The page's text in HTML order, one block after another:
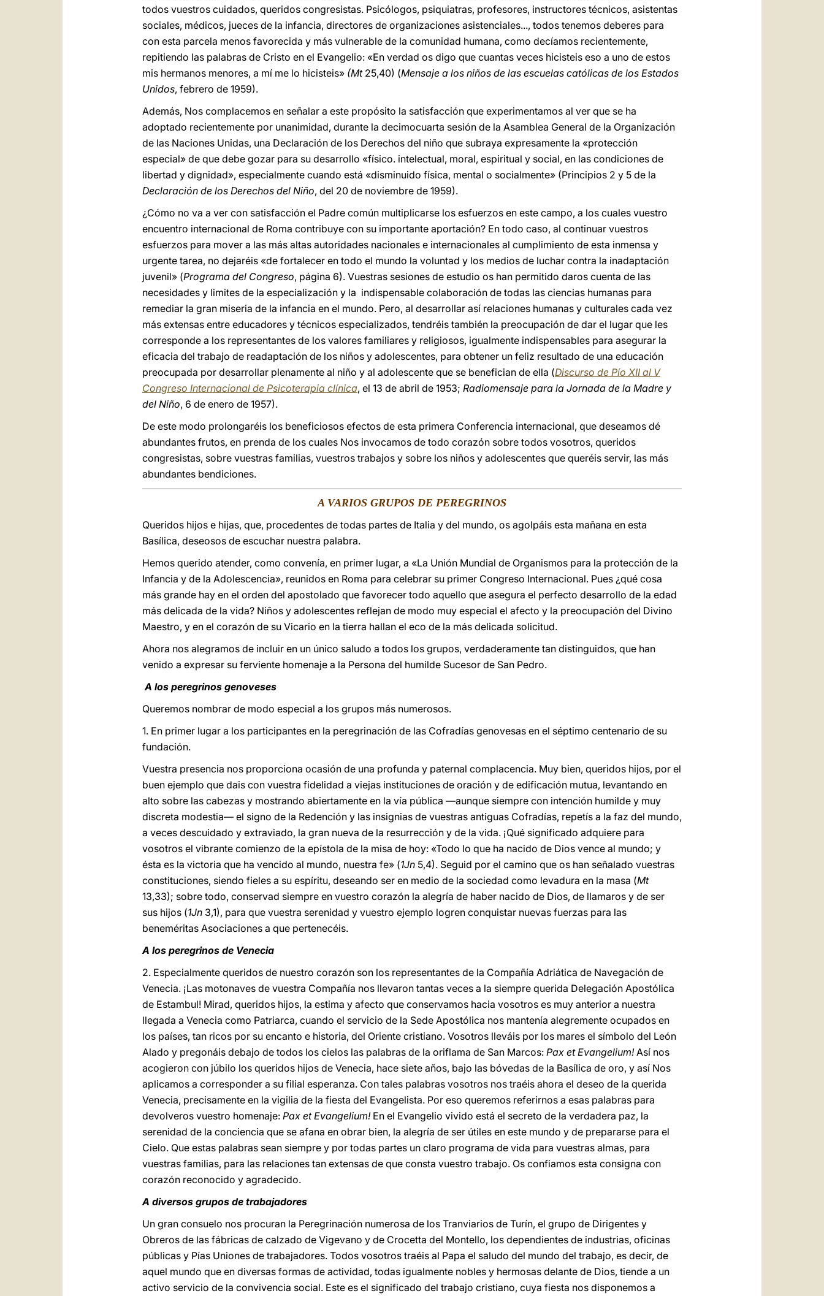
todos vuestros cuidados, queridos congresistas. Psicólogos, psiquiatras, profesores, instructores técnicos, asistentas
sociales, médicos, jueces de la infancia, directores de organizaciones asistenciales..., todos tenemos deberes para
con esta parcela menos favorecida y más vulnerable de la comunidad humana, como decíamos recientemente,
repitiendo las palabras de Cristo en el Evangelio: «En verdad os digo que cuantas veces hicisteis eso a uno de estos
mis hermanos menores, a mí me lo hicisteis» (Mt25,40) (Mensaje a los niños de las escuelas católicas de los Estados
Unidos, febrero de 1959).
Además, Nos complacemos en señalar a este propósito la satisfacción que experimentamos al ver que se ha
adoptado recientemente por unanimidad, durante la decimocuarta sesión de la Asamblea General de la Organización
de las Naciones Unidas, una Declaración de los Derechos del niño que subraya expresamente la «protección
especial» de que debe gozar para su desarrollo «físico. intelectual, moral, espiritual y social, en las condiciones de
libertad y dignidad», especialmente cuando está «disminuido física, mental o socialmente» (Principios 2 y 5 de la
Declaración de los Derechos del Niño, del 20 de noviembre de 1959).
¿Cómo no va a ver con satisfacción el Padre común multiplicarse los esfuerzos en este campo, a los cuales vuestro
encuentro internacional de Roma contribuye con su importante aportación? En todo caso, al continuar vuestros
esfuerzos para mover a las más altas autoridades nacionales e internacionales al cumplimiento de esta inmensa y
urgente tarea, no dejaréis «de fortalecer en todo el mundo la voluntad y los medios de luchar contra la inadaptación
juvenil» (Programa del Congreso, página 6). Vuestras sesiones de estudio os han permitido daros cuenta de las
necesidades y limites de la especialización y la indispensable colaboración de todas las ciencias humanas para
remediar la gran miseria de la infancia en el mundo. Pero, al desarrollar así relaciones humanas y culturales cada vez
más extensas entre educadores y técnicos especializados, tendréis también la preocupación de dar el lugar que les
corresponde a los representantes de los valores familiares y religiosos, igualmente indispensables para asegurar la
eficacia del trabajo de readaptación de los niños y adolescentes, para obtener un feliz resultado de una educación
preocupada por desarrollar plenamente al niño y al adolescente que se benefician de ella (Discurso de Pío XII al V
Congreso Internacional de Psicoterapia clínica, el 13 de abril de 1953; Radiomensaje para la Jornada de la Madre y
del Niño, 6 de enero de 1957).
De este modo prolongaréis los beneficiosos efectos de esta primera Conferencia internacional, que deseamos dé
abundantes frutos, en prenda de los cuales Nos invocamos de todo corazón sobre todos vosotros, queridos
congresistas, sobre vuestras familias, vuestros trabajos y sobre los niños y adolescentes que queréis servir, las más
abundantes bendiciones.
A VARIOS GRUPOS DE PEREGRINOS
Queridos hijos e hijas, que, procedentes de todas partes de Italia y del mundo, os agolpáis esta mañana en esta
Basílica, deseosos de escuchar nuestra palabra.
Hemos querido atender, como convenía, en primer lugar, a «La Unión Mundial de Organismos para la protección de la
Infancia y de la Adolescencia», reunidos en Roma para celebrar su primer Congreso Internacional. Pues ¿qué cosa
más grande hay en el orden del apostolado que favorecer todo aquello que asegura el perfecto desarrollo de la edad
más delicada de la vida? Niños y adolescentes reflejan de modo muy especial el afecto y la preocupación del Divino
Maestro, y en el corazón de su Vicario en la tierra hallan el eco de la más delicada solicitud.
Ahora nos alegramos de incluir en un único saludo a todos los grupos, verdaderamente tan distinguidos, que han
venido a expresar su ferviente homenaje a la Persona del humilde Sucesor de San Pedro.
A los peregrinos genoveses
Queremos nombrar de modo especial a los grupos más numerosos.
1. En primer lugar a los participantes en la peregrinación de las Cofradías genovesas en el séptimo centenario de su
fundación.
Vuestra presencia nos proporciona ocasión de una profunda y paternal complacencia. Muy bien, queridos hijos, por el
buen ejemplo que dais con vuestra fidelidad a viejas instituciones de oración y de edificación mutua, levantando en
alto sobre las cabezas y mostrando abiertamente en la vía pública —aunque siempre con intención humilde y muy
discreta modestia— el signo de la Redención y las insignias de vuestras antiguas Cofradías, repetís a la faz del mundo,
a veces descuidado y extraviado, la gran nueva de la resurrección y de la vida. ¡Qué significado adquiere para
vosotros el vibrante comienzo de la epístola de la misa de hoy: «Todo lo que ha nacido de Dios vence al mundo; y
ésta es la victoria que ha vencido al mundo, nuestra fe» (1Jn 5,4). Seguid por el camino que os han señalado vuestras
constituciones, siendo fieles a su espíritu, deseando ser en medio de la sociedad como levadura en la masa (Mt
13,33); sobre todo, conservad siempre en vuestro corazón la alegría de haber nacido de Dios, de llamaros y de ser
sus hijos (1Jn 3,1), para que vuestra serenidad y vuestro ejemplo logren conquistar nuevas fuerzas para las
beneméritas Asociaciones a que pertenecéis.
A los peregrinos de Venecia
2. Especialmente queridos de nuestro corazón son los representantes de la Compañía Adriática de Navegación de
Venecia. ¡Las motonaves de vuestra Compañía nos llevaron tantas veces a la siempre querida Delegación Apostólica
de Estambul! Mirad, queridos hijos, la estima y afecto que conservamos hacia vosotros es muy anterior a nuestra
llegada a Venecia como Patriarca, cuando el servicio de la Sede Apostólica nos mantenía alegremente ocupados en
los países, tan ricos por su encanto e historia, del Oriente cristiano. Vosotros lleváis por los mares el símbolo del León
Alado y pregonáis debajo de todos los cielos las palabras de la oriflama de San Marcos: Pax et Evangelium!Así nos
acogieron con júbilo los queridos hijos de Venecia, hace siete años, bajo las bóvedas de la Basílica de oro, y así Nos
aplicamos a corresponder a su filial esperanza. Con tales palabras vosotros nos traéis ahora el deseo de la querida
Venecia, precisamente en la vigilia de la fiesta del Evangelista. Por eso queremos referirnos a esas palabras para
devolveros vuestro homenaje: Pax et Evangelium!En el Evangelio vivido está el secreto de la verdadera paz, la
serenidad de la conciencia que se afana en obrar bien, la alegría de ser útiles en este mundo y de prepararse para el
Cielo. Que estas palabras sean siempre y por todas partes un claro programa de vida para vuestras almas, para
vuestras familias, para las relaciones tan extensas de que consta vuestro trabajo. Os confiamos esta consigna con
corazón reconocido y agradecido.
A diversos grupos de trabajadores
Un gran consuelo nos procuran la Peregrinación numerosa de los Tranviarios de Turín, el grupo de Dirigentes y
Obreros de las fábricas de calzado de Vigevano y de Crocetta del Montello, los dependientes de industrias, oficinas
públicas y Pías Uniones de trabajadores. Todos vosotros traéis al Papa el saludo del mundo del trabajo, es decir, de
aquel mundo que en diversas formas de actividad, todas igualmente nobles y hermosas delante de Dios, tiende a un
activo servicio de la convivencia social. Este es el significado del trabajo cristiano, cuya fiesta nos disponemos a